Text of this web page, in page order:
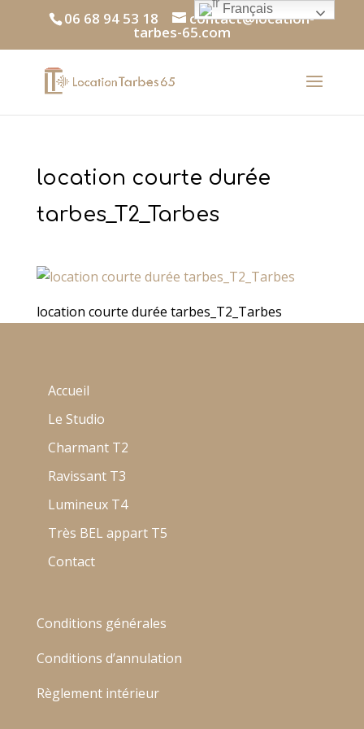
06 68 94 53 18 contact@location-
tarbes-65.com
location courte durée
tarbes_T2_Tarbes
location courte durée tarbes_T2_Tarbes
Accueil
Le Studio
Charmant T2
Ravissant T3
Lumineux T4
Très BEL appart T5
Contact
Conditions générales
Conditions d’annulation
Règlement intérieur
Français